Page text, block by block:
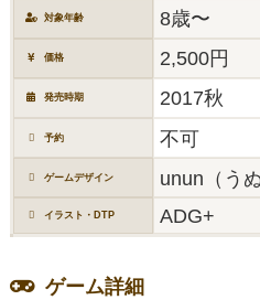
対象年齢 8歳〜
価格 2,500円
発売時期 2017秋
予約 不可
ゲームデザイン unun（うぬ
イラスト・DTP ADG+
ゲーム詳細